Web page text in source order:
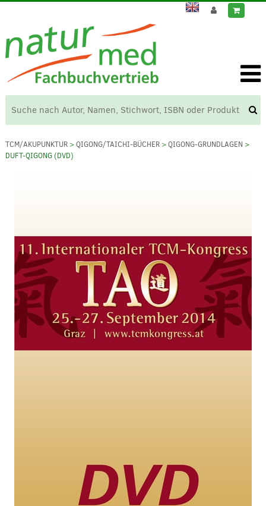
TCM/AKUPUNKTUR>QIGONG/TAICHI-BÜCHER>QIGONG-GRUNDLAGEN >
DUFT-QIGONG (DVD)